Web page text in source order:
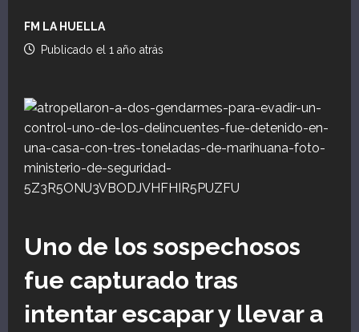
FM LA HUELLA
Publicado el 1 año atrás
Uno de los sospechosos
fue capturado tras
intentar escapar y llevar a